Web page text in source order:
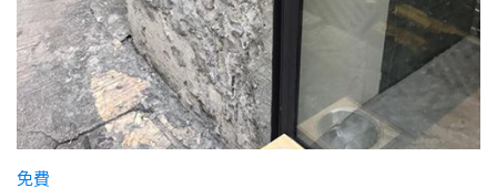
免費